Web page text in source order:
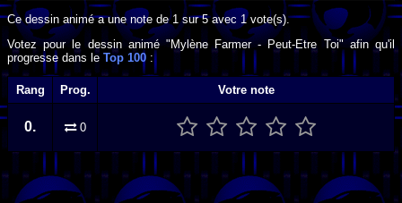
Ce dessin animé a une note de1 sur5avec 1vote(s).
Votez pour le dessin animé "Mylène Farmer - Peut-Etre Toi" afin qu'il
progresse dans le Top 100 :
Rang Prog. Votre note
0. 0